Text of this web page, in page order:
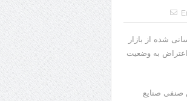
شده از بازار
اعتراض به وضعیت
صنفی صنایع